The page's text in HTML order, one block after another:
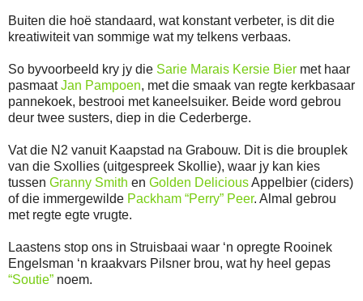
Buiten die hoë standaard, wat konstant verbeter, is dit die
kreatiwiteit van sommige wat my telkens verbaas.
So byvoorbeeld kry jy die Sarie Marais Kersie Bier met haar
pasmaatJan Pampoen, met die smaak van regte kerkbasaar
pannekoek, bestrooi met kaneelsuiker. Beide word gebrou
deur twee susters, diep in die Cederberge.
Vat die N2 vanuit Kaapstad na Grabouw. Dit is die brouplek
van die Sxollies (uitgespreek Skollie), waar jy kan kies
tussen Granny Smith en Golden DeliciousAppelbier (ciders)
of die immergewilde Packham “Perry” Peer. Almal gebrou
met regte egte vrugte.
Laastens stop ons in Struisbaai waar ‘n opregte Rooinek
Engelsman ‘n kraakvars Pilsner brou, wat hy heel gepas
“Soutie” noem.